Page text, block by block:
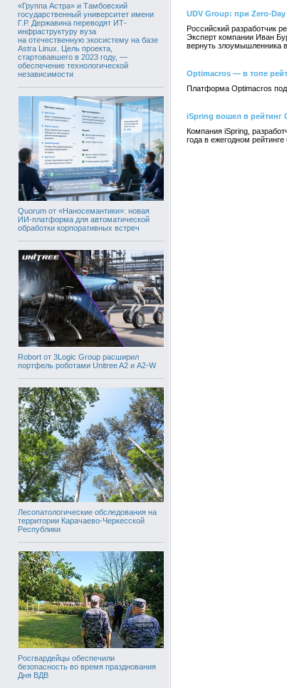
«Группа Астра» и Тамбовский
государственный университет имени
Г.Р. Державина переводят ИТ-
инфраструктуру вуза
на отечественную экосистему на базе
Astra Linux. Цель проекта,
стартовавшего в 2023 году, —
обеспечение технологической
независимости
Quorum от «Наносемантики»: новая
ИИ-платформа для автоматической
обработки корпоративных встреч
Robort от 3Logic Group расширил
портфель роботами Unitree A2 и A2-W
Лесопатологические обследования на
территории Карачаево-Черкесской
Республики
Росгвардейцы обеспечили
безопасность во время празднования
Дня ВДВ
UDV Group: при Zero-
Российский разработчик
Эксперт компании Иван
вернуть злоумышленника
Optimacros — в топе
Платформа Optimacros
iSpring вошел в рейтинг
Компания iSpring,
года в ежегодном